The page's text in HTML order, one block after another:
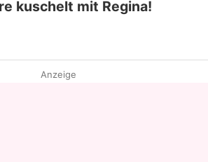
kuschelt mit Regina!
Anzeige